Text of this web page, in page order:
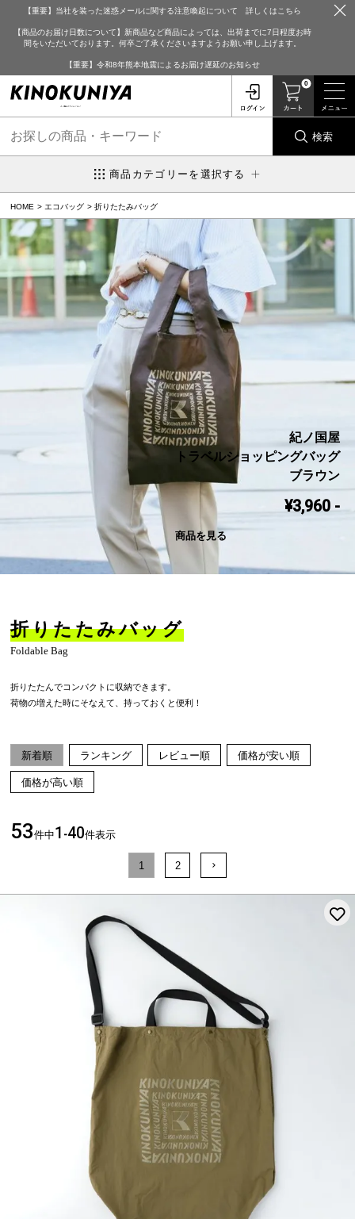
【重要】当社を装った迷惑メールに関する注意喚起について 詳しくはこちら
【商品のお届け日数について】新商品など商品によっては、出荷までに7日程度お時
間をいただいております。何卒ご了承くださいますようお願い申し上げます。
【重要】令和8年熊本地震によるお届け遅延のお知らせ
0
検索
商品カテゴリーを選択する
HOME エコバッグ 折りたたみバッグ
紀ノ国屋
トラベルショッピングバッグ
ブラウン
3,960 -
商品を見る
折りたたみバッグ
Foldable Bag
折りたたんでコンパクトに収納できます。
荷物の増えた時にそなえて、持っておくと便利！
新着順 ランキング レビュー順 価格が安い順
価格が高い順
53件中1 -40件表示
1 2